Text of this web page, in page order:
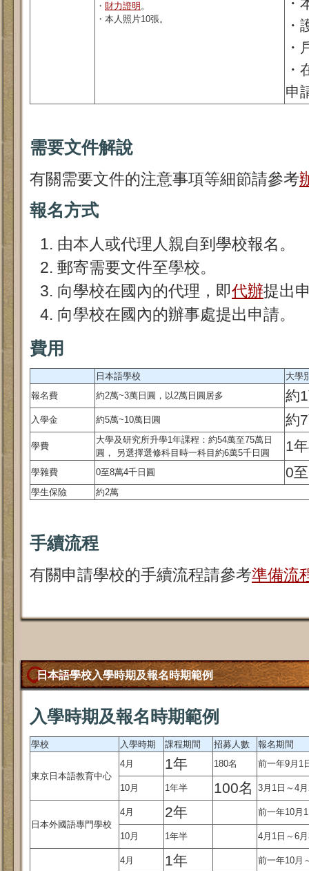
・ 財力證明 。
・本人照片10張。
・
・
・
・
申
需要文件解說
有關需要文件的注意事項等細節請參考
報名方式
由本人或代理人親自到學校報名。
郵寄需要文件至學校。
向學校在國內的代理，即代辦提出
向學校在國內的辦事處提出申請。
費用
日本語學校
大學
報名費
約2萬~3萬日圓，以2萬日圓居多 約
入學金 約5萬~10萬日圓 約
學費
大學及研究所升學1年課程：約54萬至75萬日
圓， 另選擇選修科目時一科目約6萬5千日圓
1
學雜費 0至8萬4千日圓 0
學生保險 約2萬
手續流程
有關申請學校的手續流程請參考準備流
日本語學校入學時期及報名時期範例
入學時期及報名時期範例
學校 入學時期 課程期間 招募人數 報名期間
東京日本語教育中心
4月 1年 180名 前一年9月1
10月 1年半 100名 3月1日～4
日本外國語專門學校
4月 2年 前一年10月
10月 1年半 4月1日～6
4月 1年 前一年10月